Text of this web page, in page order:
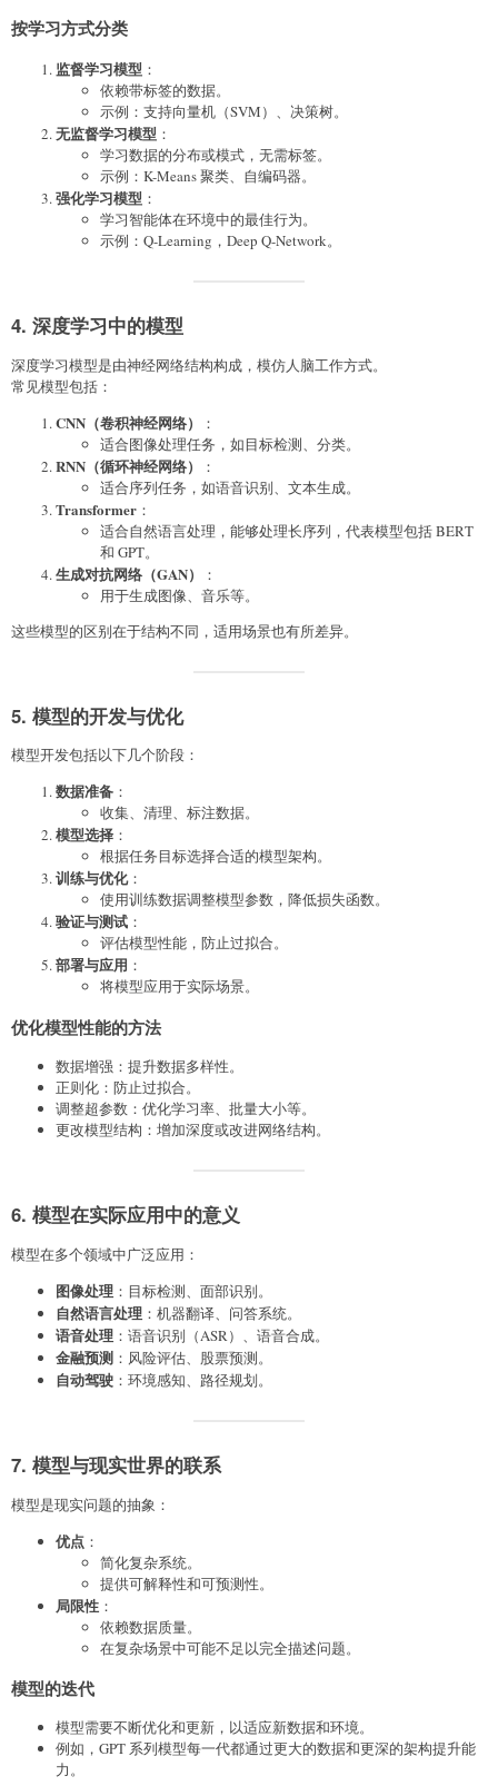
按学习方式分类
监督学习模型 ：
依赖带标签的数据。
示例：支持向量机（SVM）、决策树。
无监督学习模型 ：
学习数据的分布或模式，无需标签。
示例：K-Means 聚类、自编码器。
强化学习模型 ：
学习智能体在环境中的最佳行为。
示例：Q-Learning，Deep Q-Network。
4. 深度学习中的模型
深度学习模型是由神经网络结构构成，模仿人脑工作方式。
常见模型包括：
CNN（卷积神经网络）
：
适合图像处理任务，如目标检测、分类。
RNN（循环神经网络）
：
适合序列任务，如语音识别、文本生成。
Transformer ：
适合自然语言处理，能够处理长序列，代表模型包括 BERT
和 GPT。
生成对抗网络（GAN）
：
用于生成图像、音乐等。
这些模型的区别在于结构不同，适用场景也有所差异。
5. 模型的开发与优化
模型开发包括以下几个阶段：
数据准备 ：
收集、清理、标注数据。
模型选择 ：
根据任务目标选择合适的模型架构。
训练与优化：
使用训练数据调整模型参数，降低损失函数。
验证与测试 ：
评估模型性能，防止过拟合。
部署与应用 ：
将模型应用于实际场景。
优化模型性能的方法
数据增强：提升数据多样性。
正则化：防止过拟合。
调整超参数：优化学习率、批量大小等。
更改模型结构：增加深度或改进网络结构。
6. 模型在实际应用中的意义
模型在多个领域中广泛应用：
图像处理 ：目标检测、面部识别。
自然语言处理 ：机器翻译、问答系统。
语音处理 ：语音识别（ASR）、语音合成。
金融预测 ：风险评估、股票预测。
自动驾驶 ：环境感知、路径规划。
7. 模型与现实世界的联系
模型是现实问题的抽象：
优点 ：
简化复杂系统。
提供可解释性和可预测性。
局限性 ：
依赖数据质量。
在复杂场景中可能不足以完全描述问题。
模型的迭代
模型需要不断优化和更新，以适应新数据和环境。
例如，GPT 系列模型每一代都通过更大的数据和更深的架构提升能
力。